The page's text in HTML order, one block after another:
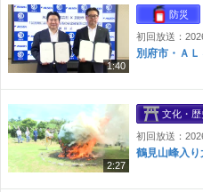
1:40
防災
初回放送：
別府市・Ａ
2:27
文化・歴
初回放送：
鶴見山峰入り